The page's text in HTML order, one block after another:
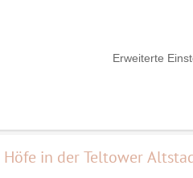
Erweiterte
Änderung!! Event
Höfe in der Teltower